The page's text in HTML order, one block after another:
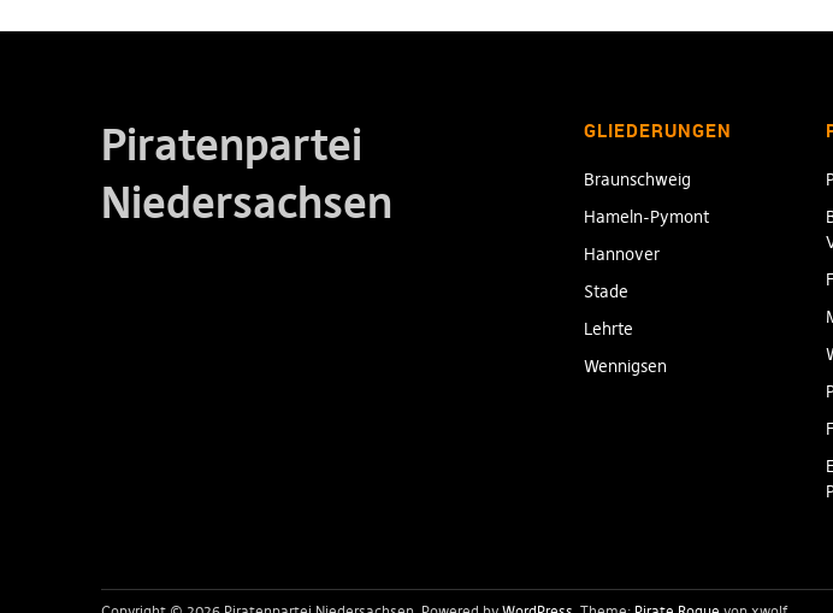
Piratenpartei
Niedersachsen
GLIEDERUNGEN
Braunschweig
Hameln-Pymont
Hannover
Stade
Lehrte
Wennigsen